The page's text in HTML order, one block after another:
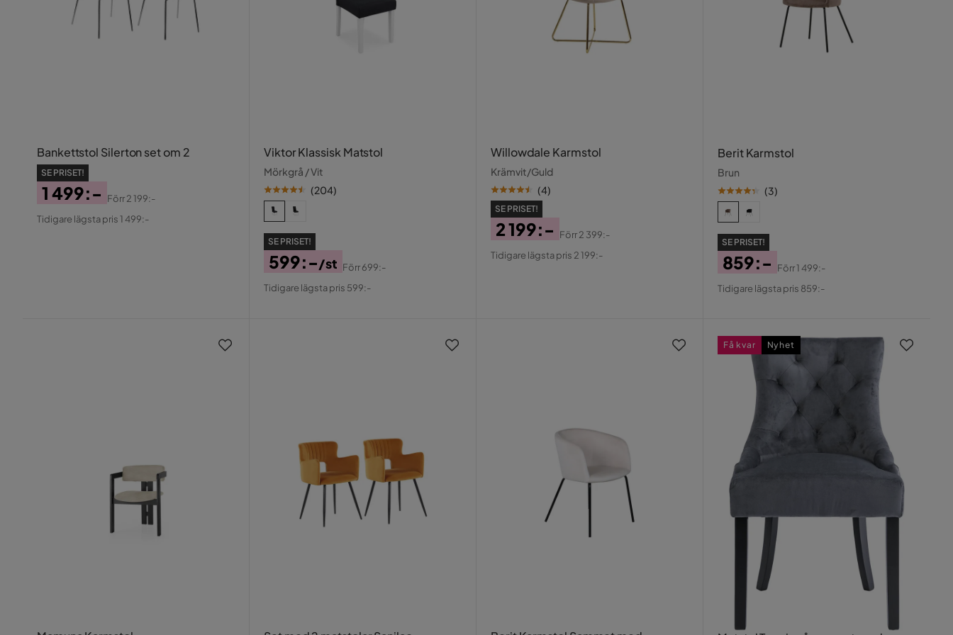
Bankettstol Silerton set om 2
SE PRISET!
Pris
1 499:-
Original
Förr2 199:-
Tidigare lägsta pris 1 499:-
Viktor Klassisk Matstol
Mörkgrå / Vit
(204)
SE PRISET!
Pris
599:-/st
Original
Förr699:-
Tidigare lägsta pris 599:-
Willowdale Karmstol
Krämvit/Guld
(4)
SE PRISET!
Pris
2 199:-
Original
Förr2 399:-
Tidigare lägsta pris 2 199:-
Berit Karmstol
Brun
(3)
SE PRISET!
Pris
859:-
Original
Förr1 499:-
Tidigare lägsta pris 859:-
Få kvar Nyhet